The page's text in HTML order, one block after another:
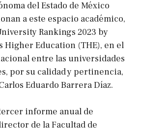
del Estado de México
a este espacio académico,
Rankings 2023 by
Higher Education (THE), en el
entre las universidades
por su calidad y pertinencia,
Eduardo Barrera Díaz.
informe anual de
de la Facultad de